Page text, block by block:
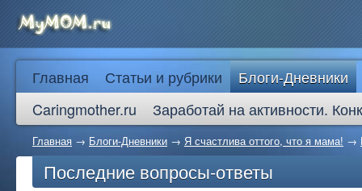
Главная Статьи и рубрики
Блоги-Дневники
Caringmother.ru
Заработай на активности.
Главная → Блоги-Дневники → Я счастлива оттого, что я мама! →
Последние вопросы-ответы